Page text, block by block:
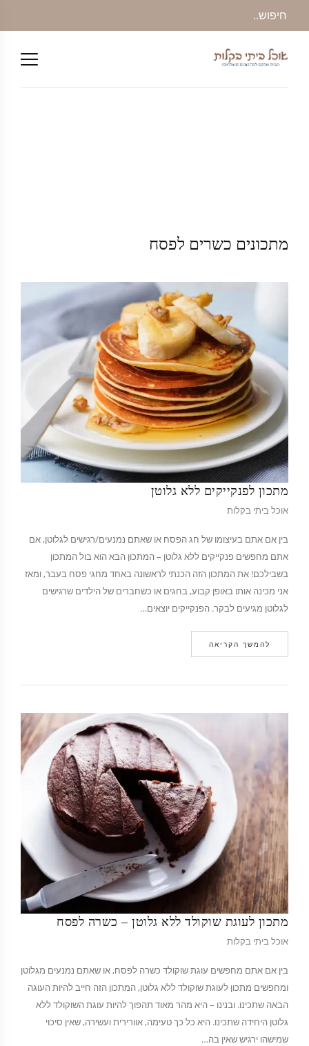
מתכונים כשרים לפסח
מתכון לפנקייקים ללא גלוטן
אוכל ביתי בקלות
בין אם אתם בעיצומו של חג הפסח או שאתם נמנעים/רגישים לגלוטן, אם
אתם מחפשים פנקייקים ללא גלוטן – המתכון הבא הוא בול המתכון
בשבילכם! את המתכון הזה הכנתי לראשונה באחד מחגי פסח בעבר, ומאז
אני מכינה אותו באופן קבוע, בחגים או כשחברים של הילדים שרגישים
לגלוטן מגיעים לבקר. הפנקייקים יוצאים…
להמשך הקריאה
מתכון לעוגת שוקולד ללא גלוטן – כשרה לפסח
אוכל ביתי בקלות
בין אם אתם מחפשים עוגת שוקולד כשרה לפסח, או שאתם נמנעים מגלוטן
ומחפשים מתכון לעוגת שוקולד ללא גלוטן, המתכון הזה חייב להיות העוגה
הבאה שתכינו. ובנינו – היא מהר מאוד תהפוך להיות עוגת השוקולד ללא
גלוטן היחידה שתכינו. היא כל כך טעימה, אוורירית ועשירה, שאין סיכוי
שמישהו ירגיש שאין בה…